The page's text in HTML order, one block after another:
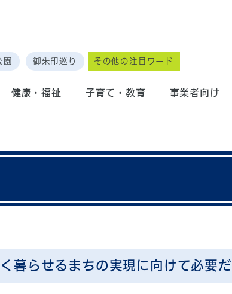
園 御朱印巡り その他の注目ワード
健康・福祉 子育て・教育 事業者向け
暮らせるまちの実現に向けて必要